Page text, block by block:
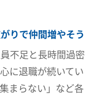
りで仲間増やそう
不足と長時間過密
に退職が続いてい
まらない」など各